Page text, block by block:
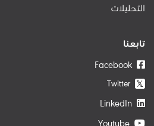
التحليلات
تابعنا
𝕏
Twitter